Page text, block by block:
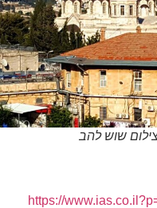
שוש להב
https://